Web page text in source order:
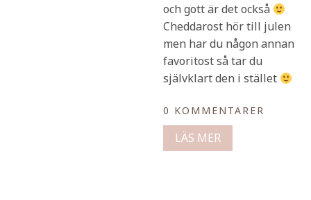
och gott är det också
Cheddarost hör till julen
men har du någon annan
favoritost så tar du
självklart den i stället
0 KOMMENTARER
LÄS MER